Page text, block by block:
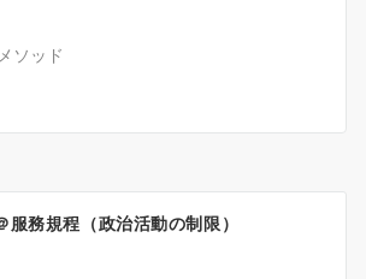
ソッド
服務規程（政治活動の制限）